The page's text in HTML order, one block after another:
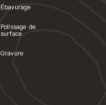
Ébavurage
Polissage de
surface
Gravure